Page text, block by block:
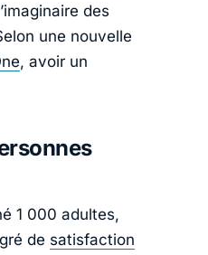
des
une nouvelle
, avoir un
1 000 adultes,
de satisfaction